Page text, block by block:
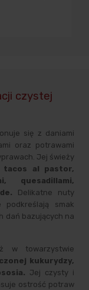
czystej
się z daniami
oraz potrawami
Jej świeży
tacos al pastor,
quesadillami,
Delikatne nuty
smak
dań bazujących na
w towarzystwie
kukurydzy,
Jej czysty i
ostrość potraw